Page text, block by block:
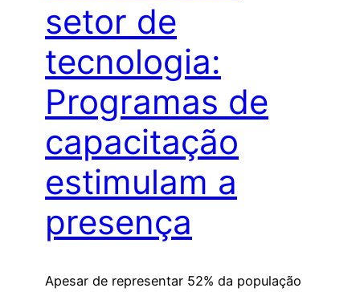
setor de
tecnologia:
Programas de
capacitação
estimulam a
presença
Apesar de representar 52% da população